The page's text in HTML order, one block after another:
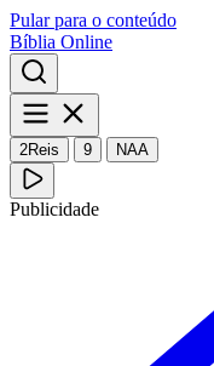
Pular para o conteúdo
Bíblia Online
2Reis 9 NAA
Publicidade